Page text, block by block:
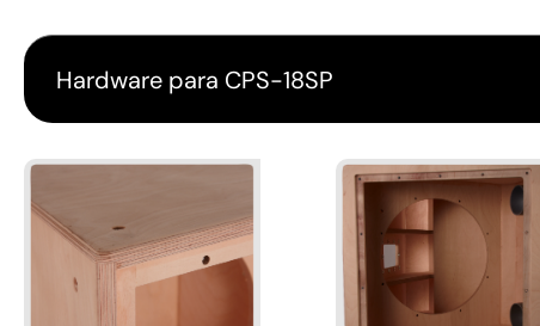
Hardware para CPS-18SP